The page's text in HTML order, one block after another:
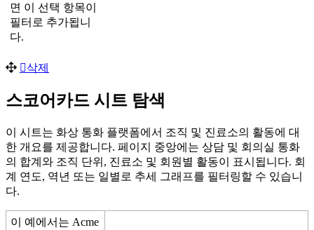
면 이 선 택 항목이
필터 로 추가됩니
다.
삭제
스코어 카드 시 트 탐색
이 시 트는 화상 통화 플랫폼에 서 조직 및 진 료소의 활동에 대
한 개 요를 제 공합니 다. 페 이 지 중앙에 는 상담 및 회 의 실 통화
의 합계 와 조직 단위 , 진 료소 및 회 원 별 활동이 표시 됩니 다. 회
계 연 도, 역 년 또는 일별 로 추세 그래 프를 필터 링할 수 있습니
다.
이 예 에서 는 Acme